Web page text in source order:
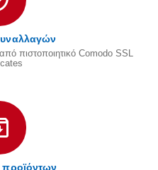
πιστοποιητικό Comodo SSL
προϊόντων